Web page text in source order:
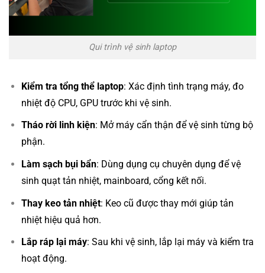
Qui trình vệ sinh laptop
Kiểm tra tổng thể laptop: Xác định tình trạng máy, đo
nhiệt độ CPU, GPU trước khi vệ sinh.
Tháo rời linh kiện: Mở máy cẩn thận để vệ sinh từng bộ
phận.
Làm sạch bụi bẩn: Dùng dụng cụ chuyên dụng để vệ
sinh quạt tản nhiệt, mainboard, cổng kết nối.
Thay keo tản nhiệt: Keo cũ được thay mới giúp tản
nhiệt hiệu quả hơn.
Lắp ráp lại máy: Sau khi vệ sinh, lắp lại máy và kiểm tra
hoạt động.